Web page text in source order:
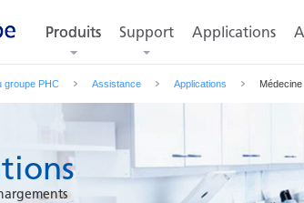
Produits
Produits Support Applications
groupe PHC Assistance Applications